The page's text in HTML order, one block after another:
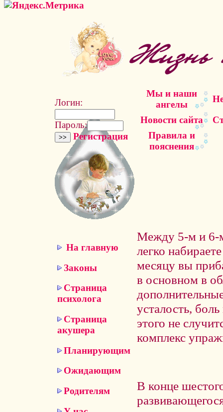
Логин:
Пароль:
Регистрация
Мы и наши
ангелы
Новости сайта
Правила и
пояснения
На главную
Законы
Страница
психолога
Страница
акушера
Планирующим
Ожидающим
Родителям
Между 5-м и 6-
легко
месяцу вы
в основном в
усталость,
этого не
комплекс
В конце